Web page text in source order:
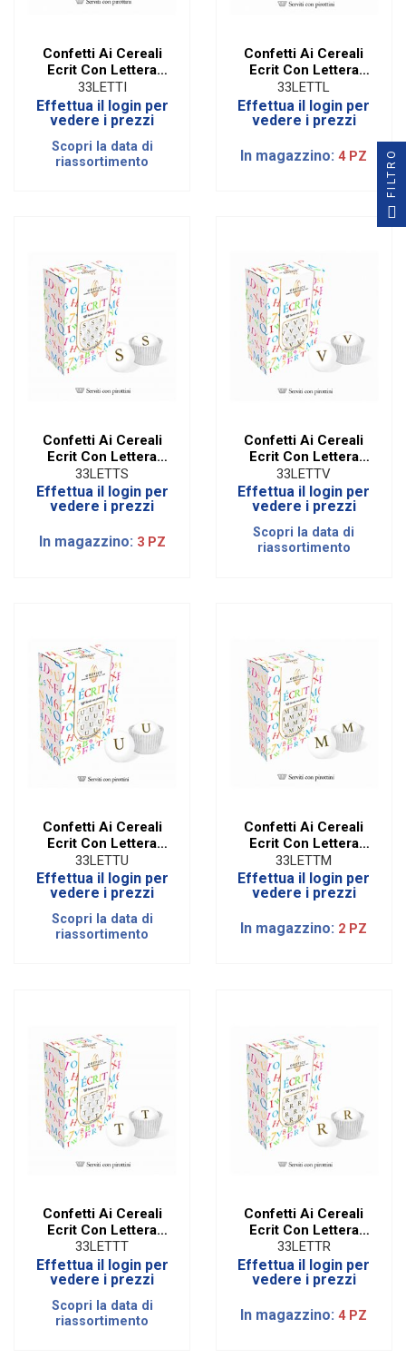
Confetti Ai Cereali
Ecrit Con Lettera
Oro - I
33LETTI
Effettua il login per
vedere i prezzi
Scopri la data di
riassortimento
Confetti Ai Cereali
Ecrit Con Lettera
Oro - L
33LETTL
Effettua il login per
vedere i prezzi
In magazzino: 4 PZ
Confetti Ai Cereali
Ecrit Con Lettera
Oro - S
33LETTS
Effettua il login per
vedere i prezzi
In magazzino: 3 PZ
Confetti Ai Cereali
Ecrit Con Lettera
Oro - V
33LETTV
Effettua il login per
vedere i prezzi
Scopri la data di
riassortimento
Confetti Ai Cereali
Ecrit Con Lettera
Oro - U
33LETTU
Effettua il login per
vedere i prezzi
Scopri la data di
riassortimento
Confetti Ai Cereali
Ecrit Con Lettera
Oro - M
33LETTM
Effettua il login per
vedere i prezzi
In magazzino: 2 PZ
Confetti Ai Cereali
Ecrit Con Lettera
Oro - T
33LETTT
Effettua il login per
vedere i prezzi
Scopri la data di
riassortimento
Confetti Ai Cereali
Ecrit Con Lettera
Oro - R
33LETTR
Effettua il login per
vedere i prezzi
In magazzino: 4 PZ
FILTRO